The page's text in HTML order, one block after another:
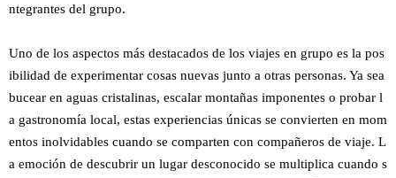
ntegrantes del grupo.
Uno de los aspectos más destacados de los viajes en grupo es la pos
ibilidad de experimentar cosas nuevas junto a otras personas. Ya sea
bucear en aguas cristalinas, escalar montañas imponentes o probar l
a gastronomía local, estas experiencias únicas se convierten en mom
entos inolvidables cuando se comparten con compañeros de viaje. L
a emoción de descubrir un lugar desconocido se multiplica cuando s